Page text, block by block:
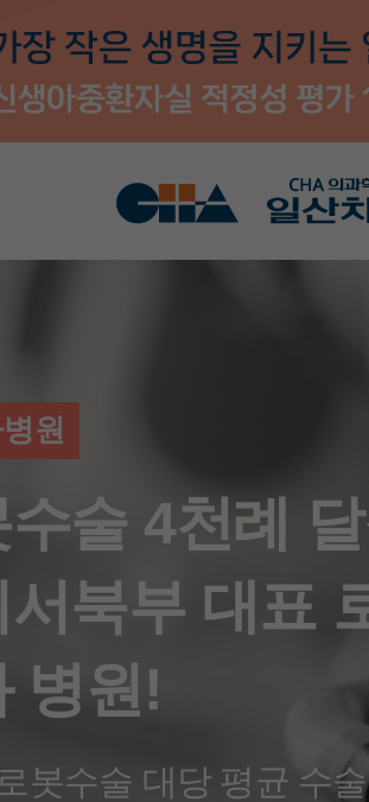
부 갑상선암 치료 대표
원
수술 4천례
서북부 대표
병원!
봇수술 대당 평균 수